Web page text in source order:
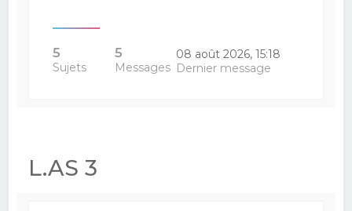
5
Sujets
5
Messages
08 août 2026, 15:18
Dernier message
L.AS 3